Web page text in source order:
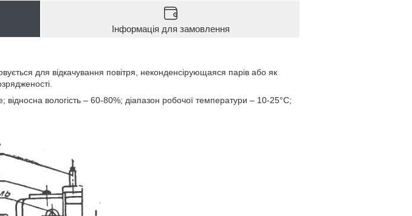
Інформація для замовлення
для відкачування повітря, неконденсірующаяся парів або як
вологість – 60-80%; діапазон робочої температури – 10-25°С;